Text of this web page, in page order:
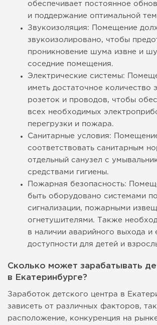
обеспечивает постоянное
и поддержание оптимальной
Звукоизоляция: Помещение
звукоизолировано, чтобы
проникновение шума извне и
соседние помещения.
Электрические системы:
иметь достаточное количество
розеток и проводов, чтобы
всех необходимых
перегрузки и пожара.
Санитарные условия:
соответствовать санитарным
отдельный санузел с
средствами гигиены.
Пожарная безопасность:
быть оборудовано системами
сигнализации, пожарными
огнетушителями. Также
в наличии аварийного выхода и
доступности для детей и
Сколько может зарабатывать
в Екатеринбурге?
Заработок детского центра в
зависеть от различных факторов,
расположение, конкуренция на